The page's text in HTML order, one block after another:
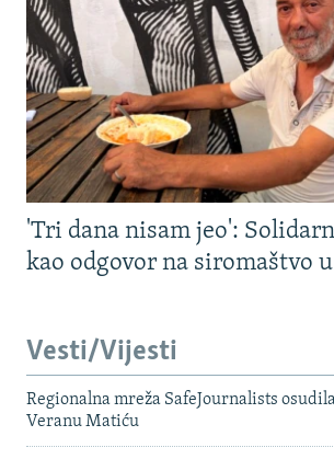
'Tri dana nisam jeo':
kao odgovor na siromaštvo
Vesti/Vijesti
Regionalna mreža SafeJournalists
Veranu Matiću